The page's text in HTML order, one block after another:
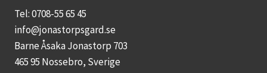
Tel: 0708-55 65 45
info@jonastorpsgard.se
Barne Åsaka Jonastorp 703
465 95 Nossebro, Sverige